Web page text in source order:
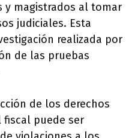
y magistrados al tomar
judiciales. Esta
realizada por
de las pruebas
de los derechos
puede ser